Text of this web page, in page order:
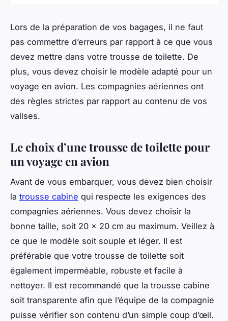
Lors de la préparation de vos bagages, il ne faut
pas commettre d’erreurs par rapport à ce que vous
devez mettre dans votre trousse de toilette. De
plus, vous devez choisir le modèle adapté pour un
voyage en avion. Les compagnies aériennes ont
des règles strictes par rapport au contenu de vos
valises.
Le choix d’une trousse de toilette pour
un voyage en avion
Avant de vous embarquer, vous devez bien choisir
la trousse cabine qui respecte les exigences des
compagnies aériennes. Vous devez choisir la
bonne taille, soit 20 x 20 cm au maximum. Veillez à
ce que le modèle soit souple et léger. Il est
préférable que votre trousse de toilette soit
également imperméable, robuste et facile à
nettoyer. Il est recommandé que la trousse cabine
soit transparente afin que l’équipe de la compagnie
puisse vérifier son contenu d’un simple coup d’œil.